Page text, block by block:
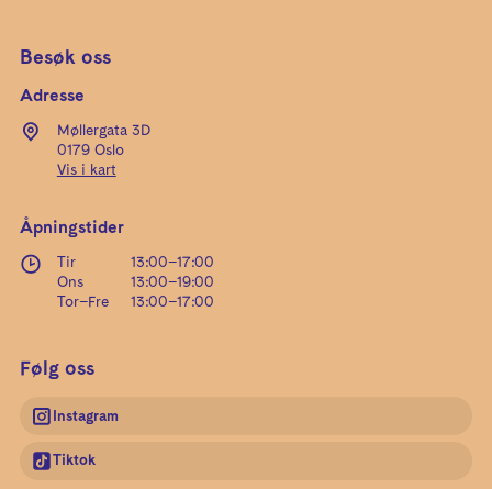
Besøk oss
Adresse
Møllergata 3D
0179 Oslo
Vis i kart
Åpningstider
Tir 13:00–17:00
Ons
13:00–19:00
Tor–Fre
13:00–17:00
Følg oss
Instagram
Tiktok